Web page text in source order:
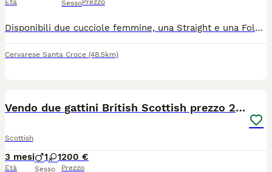
Età SessoPrezzo
Disponibili due cucciole femmine, una Straight e una Fold. Nate da genitori entrambi di mia proprietà, sono già indipendenti e molto affettuose. Verranno cedute vaccinate e sverminate.
Cervarese Santa Croce (48.5km)
Vendo due gattini British Scottish prezzo 200euro
Scottish
3 mesi
Età
1 1
Sesso
200 €
Prezzo